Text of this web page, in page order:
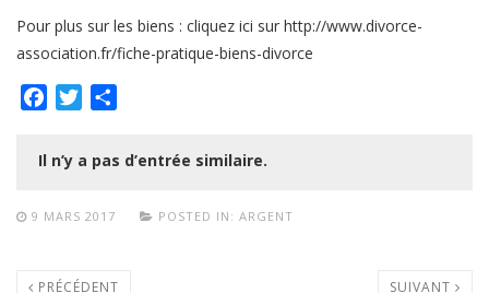
Pour plus sur les biens : cliquez ici sur http://www.divorce-
association.fr/fiche-pratique-biens-divorce
FacebookTwitter
Il n’y a pas d’entrée similaire.
9 MARS 2017 POSTED IN: ARGENT
PRÉCÉDENT SUIVANT